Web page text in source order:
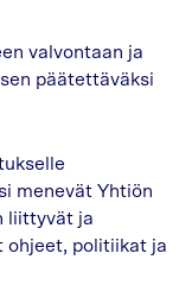
valvontaan ja
päätettäväksi
menevät Yhtiön
liittyvät ja
ohjeet, politiikat ja